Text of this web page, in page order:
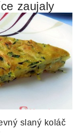
zaujaly
slaný koláč